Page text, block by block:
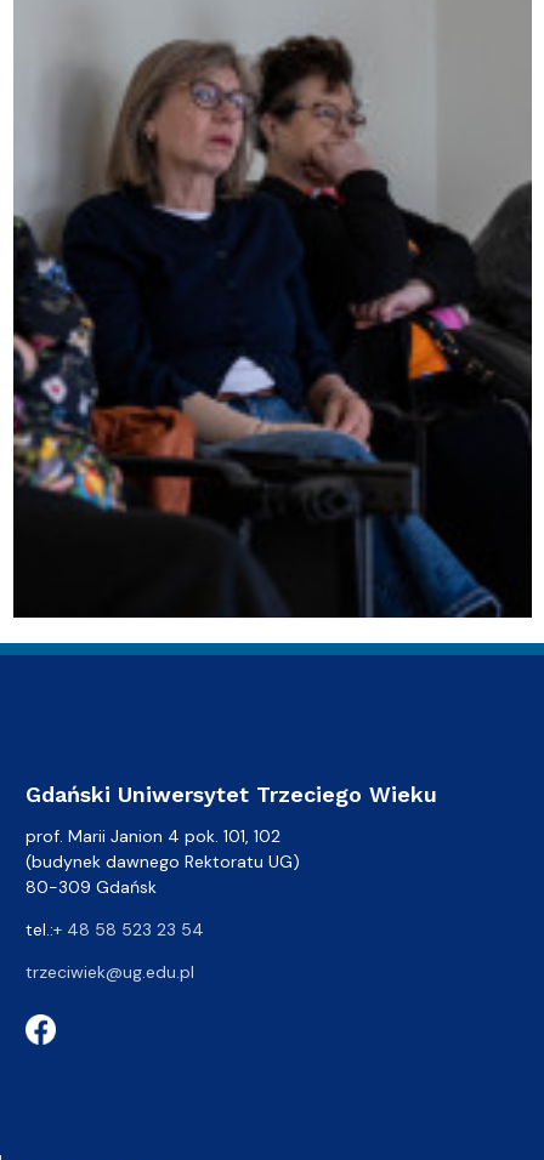
Gdański Uniwersytet Trzeciego Wieku
prof. Marii Janion 4 pok. 101, 102
(budynek dawnego Rektoratu UG)
80-309 Gdańsk
tel.:+ 48 58 523 23 54
trzeciwiek@ug.edu.pl